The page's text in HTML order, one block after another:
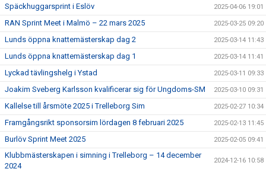
Späckhuggarsprint i Eslöv 2025-04-06 19:01
RAN Sprint Meet i Malmö – 22 mars 2025 2025-03-25 09:20
Lunds öppna knattemästerskap dag 2 2025-03-14 11:43
Lunds öppna knattemästerskap dag 1 2025-03-14 11:41
Lyckad tävlingshelg i Ystad 2025-03-11 09:33
Joakim Sveberg Karlsson kvalificerar sig för Ungdoms-SM 2025-03-10 09:31
Kallelse till årsmöte 2025 i Trelleborg Sim 2025-02-27 10:34
Framgångsrikt sponsorsim lördagen 8 februari 2025 2025-02-13 11:45
Burlöv Sprint Meet 2025 2025-02-05 09:41
Klubbmästerskapen i simning i Trelleborg – 14 december
2024
2024-12-16 10:58